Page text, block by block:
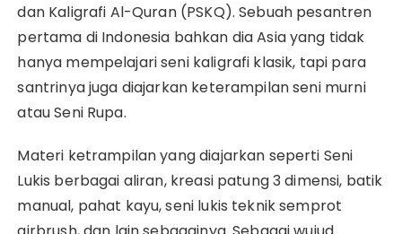
dan Kaligrafi Al-Quran (PSKQ). Sebuah pesantren
pertama di Indonesia bahkan dia Asia yang tidak
hanya mempelajari seni kaligrafi klasik, tapi para
santrinya juga diajarkan keterampilan seni murni
atau Seni Rupa.
Materi ketrampilan yang diajarkan seperti Seni
Lukis berbagai aliran, kreasi patung 3 dimensi, batik
manual, pahat kayu, seni lukis teknik semprot